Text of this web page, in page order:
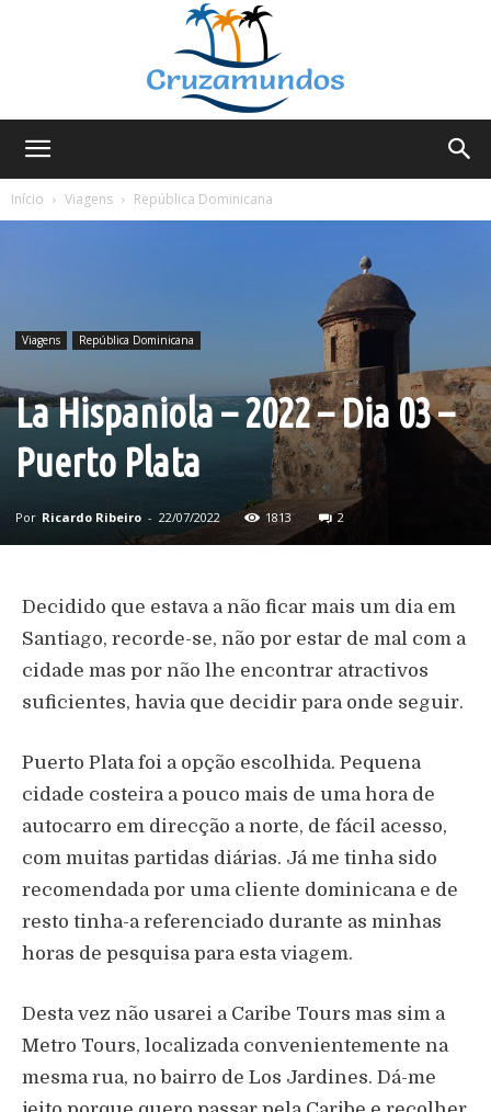
Início
Viagens República Dominicana
Viagens República Dominicana
La Hispaniola – 2022 – Dia 03 –
Puerto Plata
Por Ricardo Ribeiro - 22/07/2022 1813 2
Decidido que estava a não ficar mais um dia em
Santiago, recorde-se, não por estar de mal com a
cidade mas por não lhe encontrar atractivos
suficientes, havia que decidir para onde seguir.
Puerto Plata foi a opção escolhida. Pequena
cidade costeira a pouco mais de uma hora de
autocarro em direcção a norte, de fácil acesso,
com muitas partidas diárias. Já me tinha sido
recomendada por uma cliente dominicana e de
resto tinha-a referenciado durante as minhas
horas de pesquisa para esta viagem.
Desta vez não usarei a Caribe Tours mas sim a
Metro Tours, localizada convenientemente na
mesma rua, no bairro de Los Jardines. Dá-me